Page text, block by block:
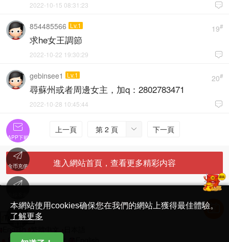

2022-10-15 08:31:23
19#
854485566 Lv.1
求he女王調節

2022-10-22 19:30:29
20#
gebinsee1 Lv.1
尋蘇州或者周邊女主，加q：2802783471

2022-10-28 10:45:44
上一頁 
第 2 頁 下一頁
進入網站首頁，查看更多精彩内容
'
简体中文版
Translate
日本語
繁體中文
本網站使用cookies确保您在我們的網站上獲得最佳體驗。
了解更多

APP下載

金币充值

